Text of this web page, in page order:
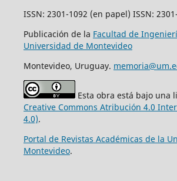
ISSN: 2301-1092 (en papel) ISSN:
Publicación de la Facultad de
Universidad de Montevideo
Montevideo, Uruguay.
Esta obra está bajo una
Creative Commons Atribución 4.0
4.0).
Portal de Revistas Académicas de la
Montevideo.